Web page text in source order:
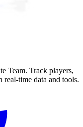
Team. Track players,
real-time data and tools.